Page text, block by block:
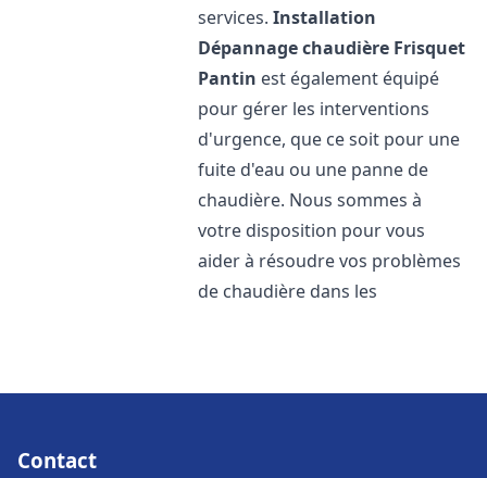
services.Installation
Dépannage chaudière Frisquet
Pantin est également équipé
pour gérer les interventions
d'urgence, que ce soit pour une
fuite d'eau ou une panne de
chaudière. Nous sommes à
votre disposition pour vous
aider à résoudre vos problèmes
de chaudière dans les
Contact